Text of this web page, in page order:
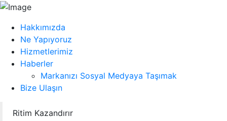
Hakkımızda
Ne Yapıyoruz
Hizmetlerimiz
Haberler
Markanızı Sosyal Medyaya Taşımak
Bize Ulaşın
Ritim Kazandırır